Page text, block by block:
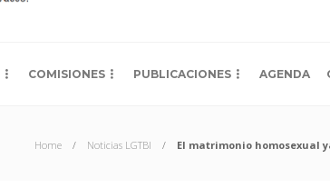
COMISIONES PUBLICACIONES AGENDA
Home Noticias LGTBI El matrimonio homosexual